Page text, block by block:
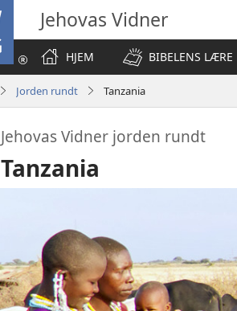
Jehovas Vidner
HJEM
BIBELENS LÆRE
Jorden rundt Tanzania
Jehovas Vidner jorden rundt
Tanzania